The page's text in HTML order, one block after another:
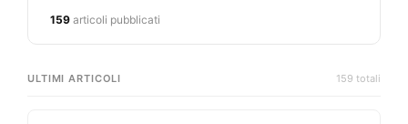
159 articoli pubblicati
ULTIMI ARTICOLI 159 totali